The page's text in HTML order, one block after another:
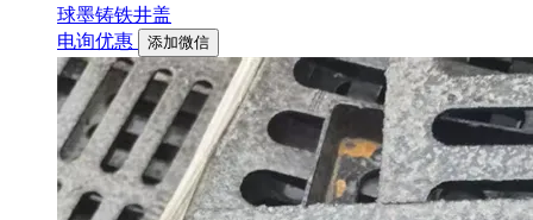
球墨铸铁井盖
电询优惠
添加微信